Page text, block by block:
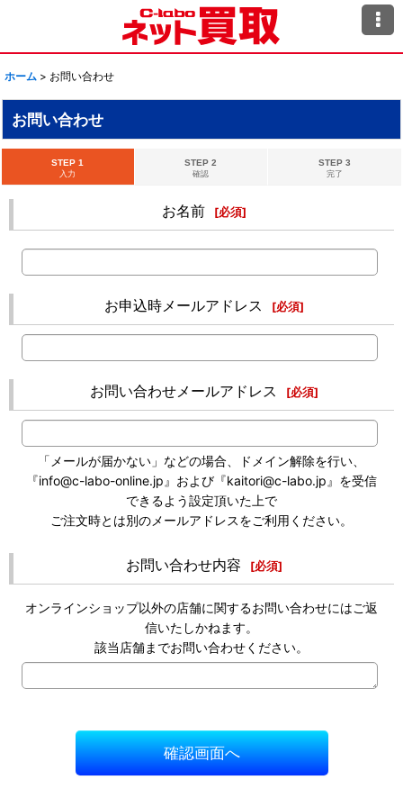
ホーム > お問い合わせ
お問い合わせ
STEP 1
入力
STEP 2
確認
STEP 3
完了
お名前 [必須]
お申込時メールアドレス [必須]
お問い合わせメールアドレス [必須]
「メールが届かない」などの場合、ドメイン解除を行い、
『info@c-labo-online.jp』および『kaitori@c-labo.jp』を受信
できるよう設定頂いた上で
ご注文時とは別のメールアドレスをご利用ください。
お問い合わせ内容 [必須]
オンラインショップ以外の店舗に関するお問い合わせにはご返
信いたしかねます。
該当店舗までお問い合わせください。
確認画面へ